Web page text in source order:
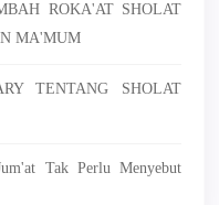
ROKA'AT SHOLAT
MA'MUM
TENTANG SHOLAT
Tak Perlu Menyebut